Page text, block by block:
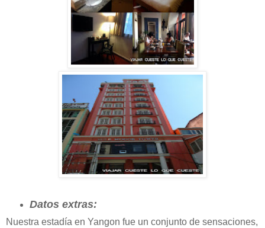
Datos extras:
Nuestra estadía en Yangon fue un conjunto de sensaciones,